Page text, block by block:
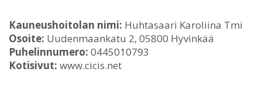
Kauneushoitolan nimi: Huhtasaari Karoliina Tmi
Osoite: Uudenmaankatu 2, 05800 Hyvinkää
Puhelinnumero: 0445010793
Kotisivut: www.cicis.net